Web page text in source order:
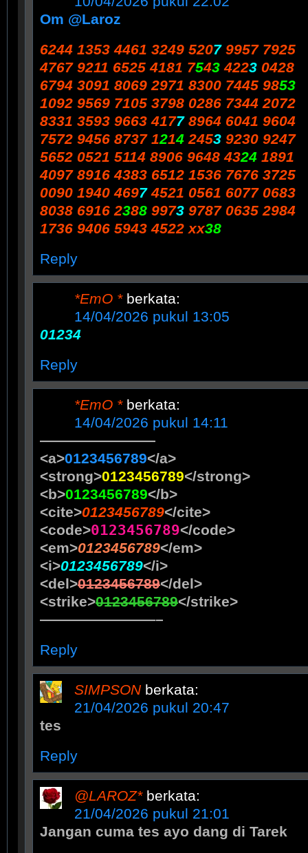
Om @Laroz
6244 1353 4461 3249 52079957 7925
4767 9211 6525 4181 7543 4223 0428
6794 3091 8069 2971 8300 7445 9853
1092 9569 7105 3798 0286 7344 2072
8331 3593 9663 41778964 6041 9604
7572 9456 8737 1214 2453 9230 9247
5652 0521 5114 8906 9648 4324 1891
4097 8916 4383 6512 1536 7676 3725
0090 1940 46974521 0561 6077 0683
8038 6916 2388 9973 9787 0635 2984
1736 9406 5943 4522 xx38
Reply
*EmO * berkata:
14/04/2026 pukul 13:05
01234
Reply
*EmO * berkata:
14/04/2026 pukul 14:11
————————
<a>0123456789</a>
<strong>0123456789</strong>
<b>0123456789</b>
<cite>0123456789</cite>
<code>0123456789</code>
<em>0123456789</em>
<i>0123456789</i>
<del>0123456789</del>
<strike>0123456789</strike>
————————–
Reply
SIMPSON berkata:
21/04/2026 pukul 20:47
tes
Reply
@LAROZ* berkata:
21/04/2026 pukul 21:01
Jangan cuma tes ayo dang di Tarek